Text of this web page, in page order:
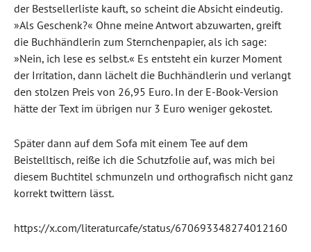
der Bestsellerliste kauft, so scheint die Absicht eindeutig.
»Als Geschenk?« Ohne meine Antwort abzuwarten, greift
die Buchhändlerin zum Sternchenpapier, als ich sage:
»Nein, ich lese es selbst.« Es entsteht ein kurzer Moment
der Irritation, dann lächelt die Buchhändlerin und verlangt
den stolzen Preis von 26,95 Euro. In der E-Book-Version
hätte der Text im übrigen nur 3 Euro weniger gekostet.
Später dann auf dem Sofa mit einem Tee auf dem
Beistelltisch, reiße ich die Schutzfolie auf, was mich bei
diesem Buchtitel schmunzeln und orthografisch nicht ganz
korrekt twittern lässt.
https://x.com/literaturcafe/status/670693348274012160